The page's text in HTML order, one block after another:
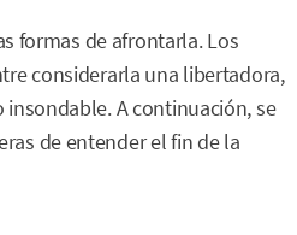
formas de afrontarla. Los
considerarla una libertadora,
A continuación, se
de entender el fin de la